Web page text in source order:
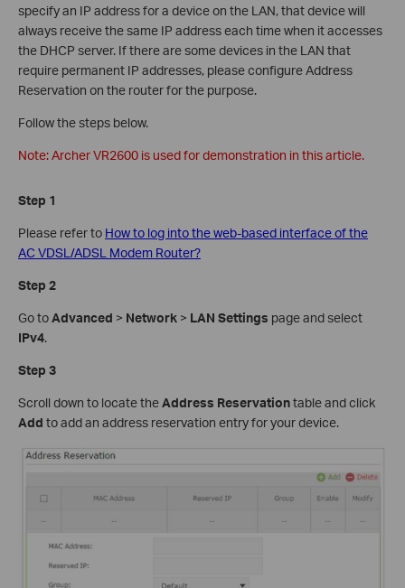
specify an IP address for a device on the LAN, that device will
always receive the same IP address each time when it accesses
the DHCP server. If there are some devices in the LAN that
require permanent IP addresses, please configure Address
Reservation on the router for the purpose.
Follow the steps below.
Note: Archer VR2600 is used for demonstration in this article.
Step 1
Please refer to How to log into the web-based interface of the
AC VDSL/ADSL Modem Router?
Step 2
Go toAdvanced > Network > LAN Settings page and select
IPv4.
Step 3
Scroll down to locate theAddress Reservationtable and click
Add to add an address reservation entry for your device.